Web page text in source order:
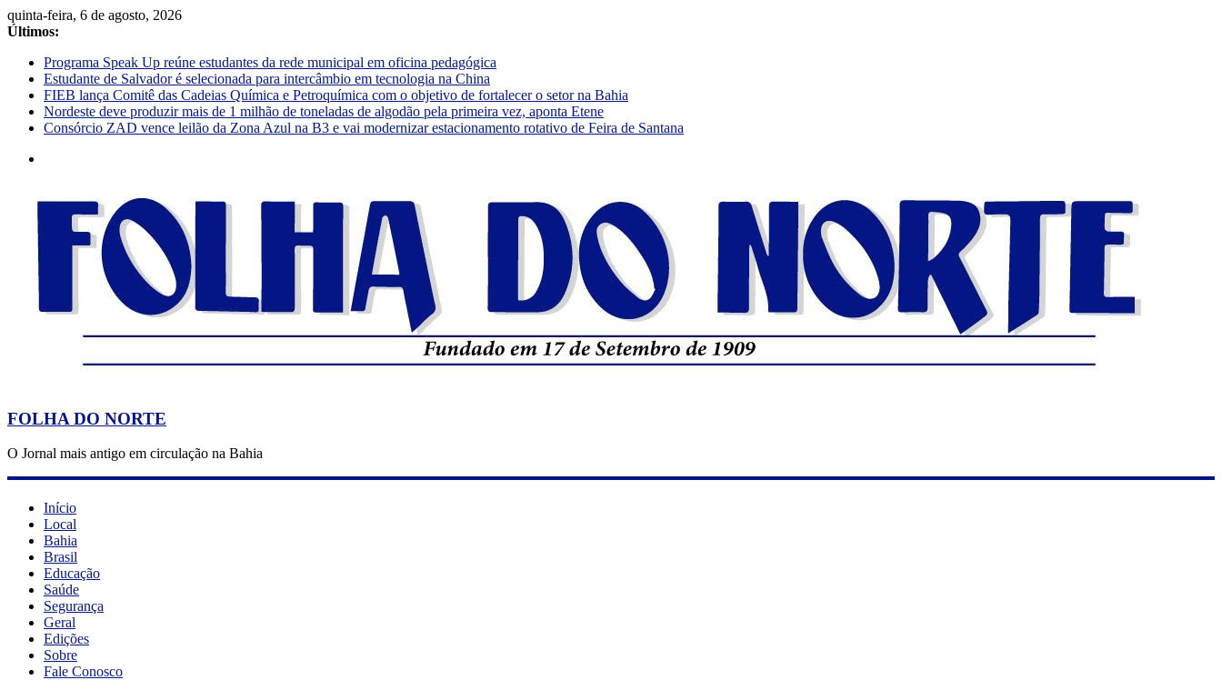
quinta-feira, 6 de agosto, 2026
Últimos:
Programa Speak Up reúne estudantes da rede municipal em oficina pedagógica
Estudante de Salvador é selecionada para intercâmbio em tecnologia na China
FIEB lança Comitê das Cadeias Química e Petroquímica com o objetivo de fortalecer o setor na Bahia
Nordeste deve produzir mais de 1 milhão de toneladas de algodão pela primeira vez, aponta Etene
Consórcio ZAD vence leilão da Zona Azul na B3 e vai modernizar estacionamento rotativo de Feira de Santana
FOLHA DO NORTE
O Jornal mais antigo em circulação na Bahia
Início
Local
Bahia
Brasil
Educação
Saúde
Segurança
Geral
Edições
Sobre
Fale Conosco